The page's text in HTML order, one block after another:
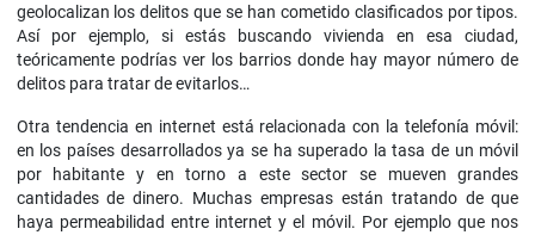
geolocalizan los delitos que se han cometido clasificados por tipos.
Así por ejemplo, si estás buscando vivienda en esa ciudad,
teóricamente podrías ver los barrios donde hay mayor número de
delitos para tratar de evitarlos…
Otra tendencia en internet está relacionada con la telefonía móvil:
en los países desarrollados ya se ha superado la tasa de un móvil
por habitante y en torno a este sector se mueven grandes
cantidades de dinero. Muchas empresas están tratando de que
haya permeabilidad entre internet y el móvil. Por ejemplo que nos